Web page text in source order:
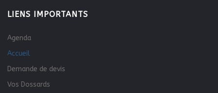
LIENS IMPORTANTS
Agenda
Accueil
Demande de devis
Vos Dossards